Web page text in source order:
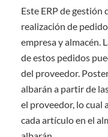
Este ERP de gestión
realización de
empresa y almacén.
de estos pedidos
del proveedor.
albarán a partir de
el proveedor, lo cual
cada artículo en el